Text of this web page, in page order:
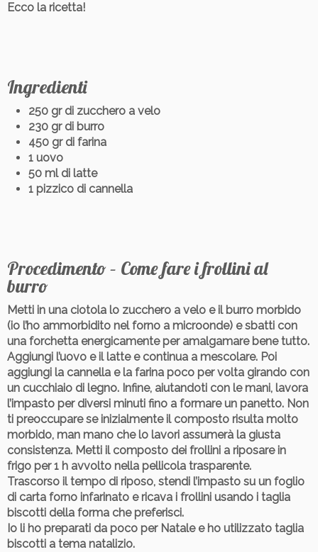
Ecco la ricetta!
Ingredienti
250 gr di zucchero a velo
230 gr di burro
450 gr di farina
1 uovo
50 ml di latte
1 pizzico di cannella
Procedimento – Come fare i frollini al
burro
Metti in una ciotola lo zucchero a velo e il burro morbido
(io l’ho ammorbidito nel forno a microonde) e sbatti con
una forchetta energicamente per amalgamare bene tutto.
Aggiungi l’uovo e il latte e continua a mescolare. Poi
aggiungi la cannella e la farina poco per volta girando con
un cucchiaio di legno. Infine, aiutandoti con le mani, lavora
l’impasto per diversi minuti fino a formare un panetto. Non
ti preoccupare se inizialmente il composto risulta molto
morbido, man mano che lo lavori assumerà la giusta
consistenza. Metti il composto dei frollini a riposare in
frigo per 1 h avvolto nella pellicola trasparente.
Trascorso il tempo di riposo, stendi l’impasto su un foglio
di carta forno infarinato e ricava i frollini usando i taglia
biscotti della forma che preferisci.
Io li ho preparati da poco per Natale e ho utilizzato taglia
biscotti a tema natalizio.